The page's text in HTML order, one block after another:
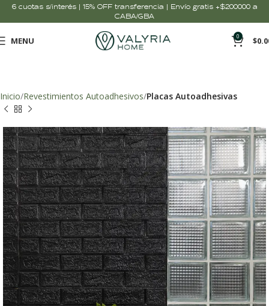
6 cuotas s/interés | 15% OFF transferencia | Envío gratis +$200000 a
CABA/GBA
MENU 0 $
Inicio Revestimientos Autoadhesivos Placas Autoadhesivas